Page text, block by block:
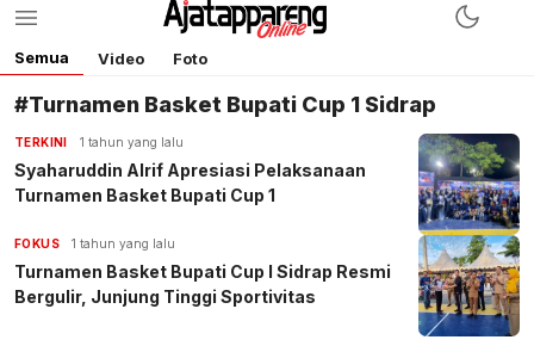
Semua Video Foto
#Turnamen Basket Bupati Cup 1 Sidrap
TERKINI 1 tahun yang lalu
Syaharuddin Alrif Apresiasi Pelaksanaan
Turnamen Basket Bupati Cup 1
FOKUS 1 tahun yang lalu
Turnamen Basket Bupati Cup I Sidrap Resmi
Bergulir, Junjung Tinggi Sportivitas